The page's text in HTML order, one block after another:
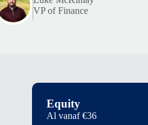
VP of Finance
Equity
Al vanaf€36